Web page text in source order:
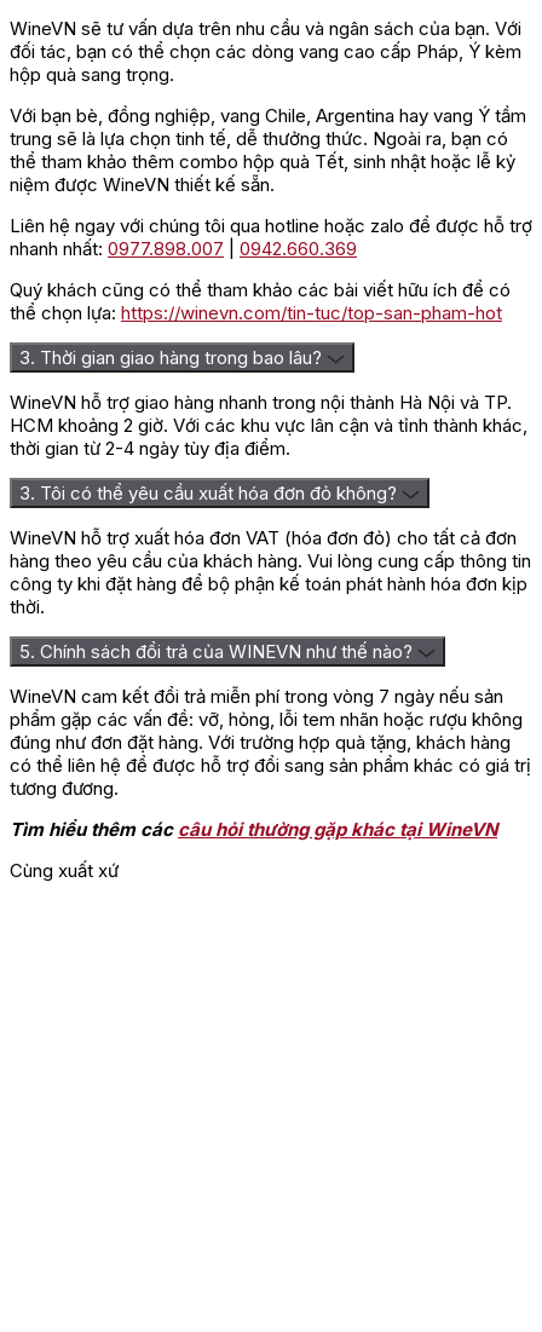
⇒ Liên hệ mua hàng tạiWINEVNđể đặt mua hàng để được
giá tốt nhất!
WineVN sẽ tư vấn dựa trên nhu cầu và ngân sách của bạn. Với
đối tác, bạn có thể chọn các dòng vang cao cấp Pháp, Ý kèm
hộp quà sang trọng.
Với bạn bè, đồng nghiệp, vang Chile, Argentina hay vang Ý tầm
trung sẽ là lựa chọn tinh tế, dễ thưởng thức. Ngoài ra, bạn có
thể tham khảo thêm combo hộp quà Tết, sinh nhật hoặc lễ kỷ
niệm được WineVN thiết kế sẵn.
Liên hệ ngay với chúng tôi qua hotline hoặc zalo để được hỗ trợ
nhanh nhất: 0977.898.007
0942.660.369
Quý khách cũng có thể tham khảo các bài viết hữu ích để có
thể chọn lựa: https://winevn.com/tin-tuc/top-san-pham-hot
3. Thời gian giao hàng trong bao lâu?
WineVN hỗ trợ giao hàng nhanh trong nội thành Hà Nội và TP.
HCM khoảng 2 giờ. Với các khu vực lân cận và tỉnh thành khác,
thời gian từ 2-4 ngày tùy địa điểm.
3. Tôi có thể yêu cầu xuất hóa đơn đỏ không?
WineVN hỗ trợ xuất hóa đơn VAT (hóa đơn đỏ) cho tất cả đơn
hàng theo yêu cầu của khách hàng. Vui lòng cung cấp thông tin
công ty khi đặt hàng để bộ phận kế toán phát hành hóa đơn kịp
thời.
5. Chính sách đổi trả của WINEVN như thế nào?
WineVN cam kết đổi trả miễn phí trong vòng 7 ngày nếu sản
phẩm gặp các vấn đề: vỡ, hỏng, lỗi tem nhãn hoặc rượu không
đúng như đơn đặt hàng. Với trường hợp quà tặng, khách hàng
có thể liên hệ để được hỗ trợ đổi sang sản phẩm khác có giá trị
tương đương.
Tìm hiểu thêm các câu hỏi thường gặp khác tại WineVN
Cùng xuất xứ